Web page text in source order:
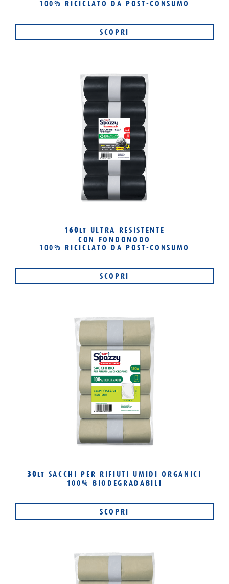
100% RICICLATO DA POST-CONSUMO
SCOPRI
160LT
ULTRA RESISTENTE
CON FONDONODO
100% RICICLATO DA POST-CONSUMO
SCOPRI
30 LT SACCHI PER RIFIUTI UMIDI ORGANICI
100% BIODEGRADABILI
SCOPRI